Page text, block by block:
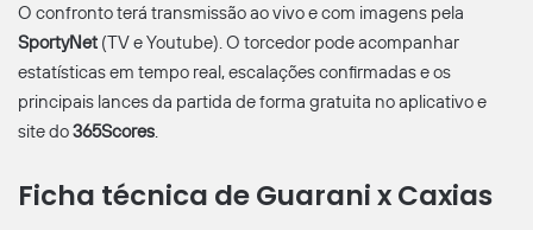
O confronto terá transmissão ao vivo e com imagens pela
SportyNet (TV e Youtube). O torcedor pode acompanhar
estatísticas em tempo real, escalações confirmadas e os
principais lances da partida de forma gratuita no aplicativo e
site do365Scores.
Ficha técnica de Guarani x Caxias